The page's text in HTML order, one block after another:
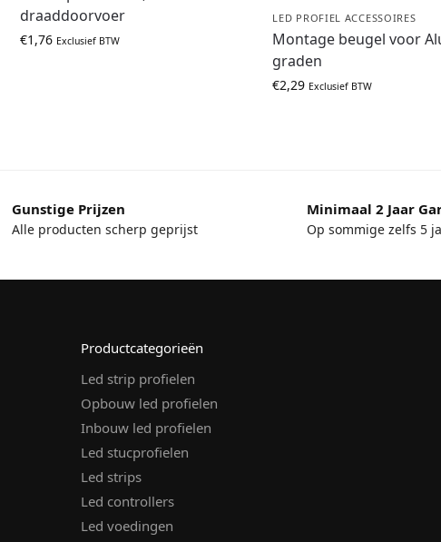
draaddoorvoer
€1,76 Exclusief BTW
LED PROFIEL ACCESSOIRES
Montage beugel voor
graden
€2,29 Exclusief BTW
Gunstige Prijzen
Alle producten scherp geprijst
Minimaal 2 Jaar
Op sommige zelfs 5
Productcategorieën
Led strip profielen
Opbouw led profielen
Inbouw led profielen
Led stucprofielen
Led strips
Led controllers
Led voedingen